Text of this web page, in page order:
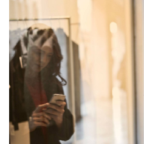
ENQUÊTES
NHG
LHV
OPINIE
TARIEVEN